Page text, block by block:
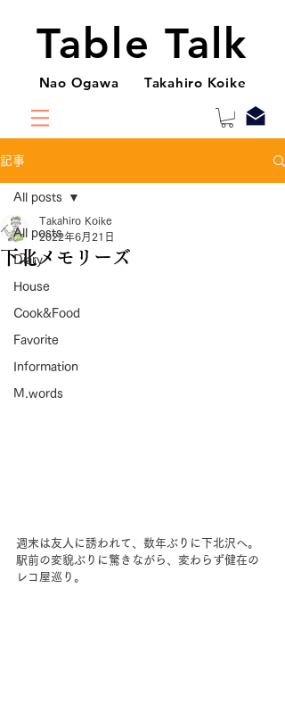
Table Talk
Nao Ogawa Takahiro Koike
記事
All posts
Diary
House
Cook&Food
Favorite
Information
M.words
All posts
下北メモリーズ
Takahiro Koike
2022年6月21日
週末は友人に誘われて、数年ぶりに下北沢へ。
駅前の変貌ぶりに驚きながら、変わらず健在の
レコ屋巡り。